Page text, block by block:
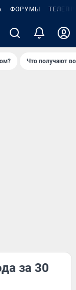
ФОРУМЫ
Что получают
за 30